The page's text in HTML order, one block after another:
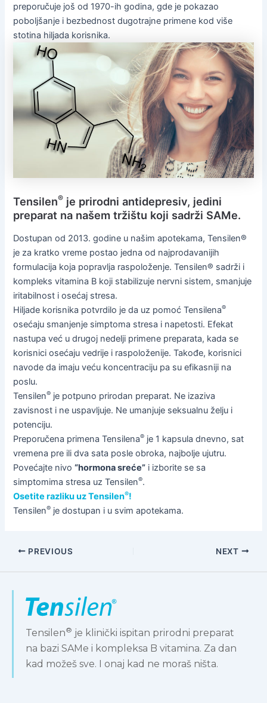
preporučuje još od 1970-ih godina, gde je pokazao
poboljšanje i bezbednost dugotrajne primene kod više
stotina hiljada korisnika.
Tensilen® je prirodni antidepresiv, jedini
preparat na našem tržištu koji sadrži SAMe.
Dostupan od 2013. godine u našim apotekama, Tensilen®
je za kratko vreme postao jedna od najprodavanijih
formulacija koja popravlja raspoloženje. Tensilen® sadrži i
kompleks vitamina B koji stabilizuje nervni sistem, smanjuje
iritabilnost i osećaj stresa.
Hiljade korisnika potvrdilo je da uz pomoć Tensilena®
osećaju smanjenje simptoma stresa i napetosti. Efekat
nastupa već u drugoj nedelji primene preparata, kada se
korisnici osećaju vedrije i raspoloženije. Takođe, korisnici
navode da imaju veću koncentraciju pa su efikasniji na
poslu.
Tensilen® je potpuno prirodan preparat. Ne izaziva
zavisnost i ne uspavljuje. Ne umanjuje seksualnu želju i
potenciju.
Preporučena primena Tensilena® je 1 kapsula dnevno, sat
vremena pre ili dva sata posle obroka, najbolje ujutru.
Povećajte nivo“hormona sreće” i izborite se sa
simptomima stresa uz Tensilen®.
Osetite razliku uz Tensilen®!
Tensilen® je dostupan i u svim apotekama.
PREVIOUS NEXT
Tensilen® je klinički ispitan prirodni preparat
na bazi SAMe i kompleksa B vitamina. Za dan
kad možeš sve. I onaj kad ne moraš ništa.